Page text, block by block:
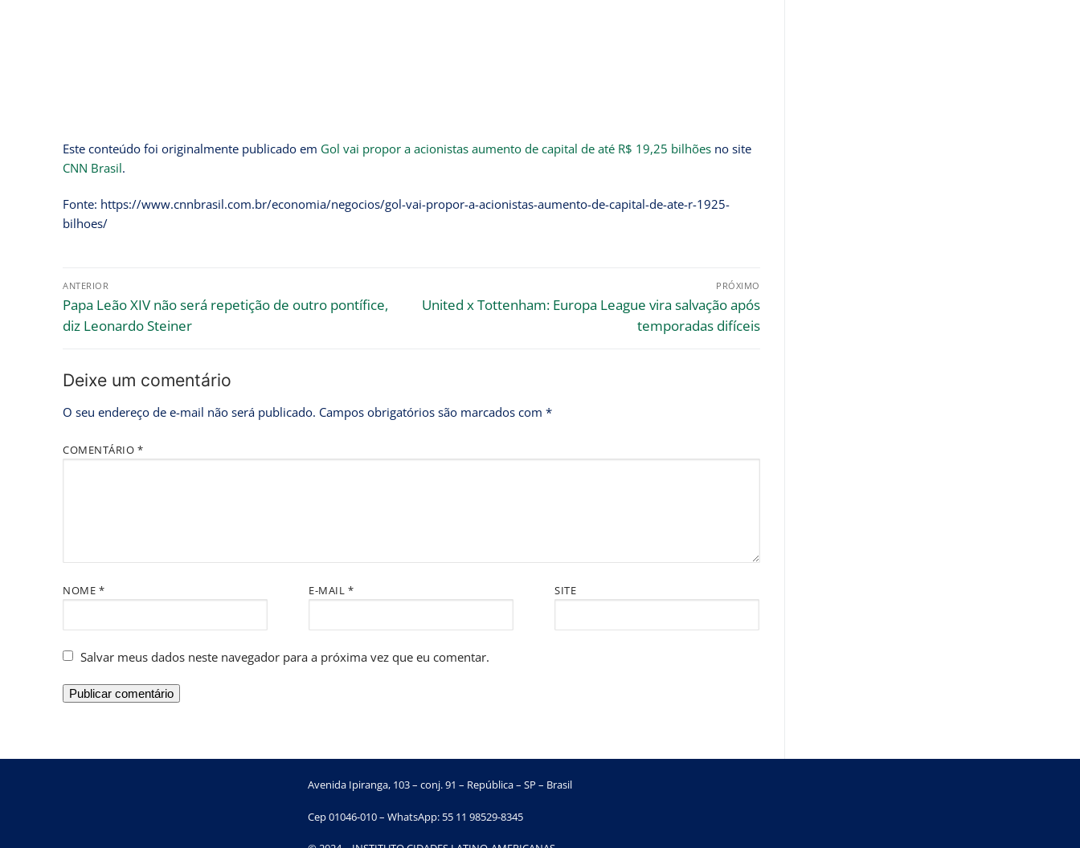
Este conteúdo foi originalmente publicado em Gol vai propor a acionistas aumento de capital de até R$ 19,25 bilhões no site
CNN Brasil.
Fonte: https://www.cnnbrasil.com.br/economia/negocios/gol-vai-propor-a-acionistas-aumento-de-capital-de-ate-r-1925-
bilhoes/
ANTERIOR
Papa Leão XIV não será repetição de outro pontífice,
diz Leonardo Steiner
PRÓXIMO
United x Tottenham: Europa League vira salvação após
temporadas difíceis
Deixe um comentário
O seu endereço de e-mail não será publicado. Campos obrigatórios são marcados com *
COMENTÁRIO *
NOME * E-MAIL * SITE
Salvar meus dados neste navegador para a próxima vez que eu comentar.
Avenida Ipiranga, 103 – conj. 91 – República – SP – Brasil
Cep 01046-010 – WhatsApp: 55 11 98529-8345